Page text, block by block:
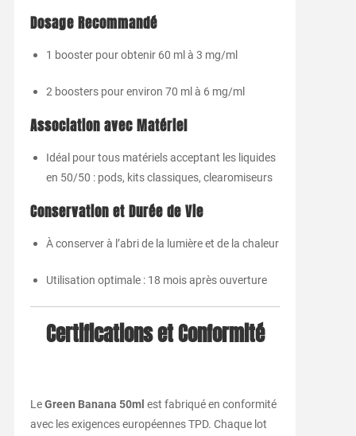
Dosage Recommandé
1 booster pour obtenir 60 ml à 3 mg/ml
2 boosters pour environ 70 ml à 6 mg/ml
Association avec Matériel
Idéal pour tous matériels acceptant les liquides
en 50/50 : pods, kits classiques, clearomiseurs
Conservation et Durée de Vie
À conserver à l’abri de la lumière et de la chaleur
Utilisation optimale : 18 mois après ouverture
Certifications et Conformité
LeGreen Banana 50ml est fabriqué en conformité
avec les exigences européennes TPD. Chaque lot